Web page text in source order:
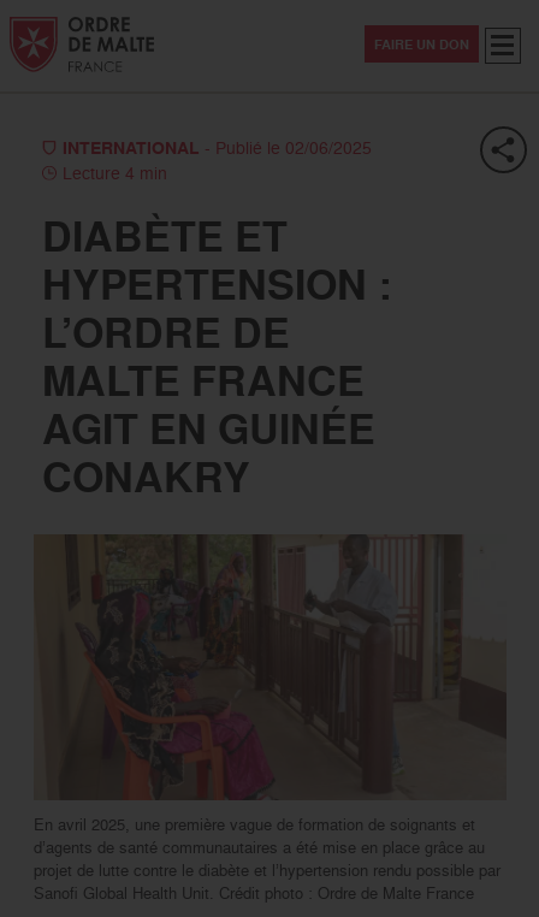
Aller au contenu
Aller à la recherche
Aller au menu
FAIRE UN DON
INTERNATIONAL - Publié le 02/06/2025
Lecture 4 min
DIABÈTE ET
HYPERTENSION :
L’ORDRE DE
MALTE FRANCE
AGIT EN GUINÉE
CONAKRY
En avril 2025, une première vague de formation de soignants et
d’agents de santé communautaires a été mise en place grâce au
projet de lutte contre le diabète et l’hypertension rendu possible par
Sanofi Global Health Unit. Crédit photo : Ordre de Malte France